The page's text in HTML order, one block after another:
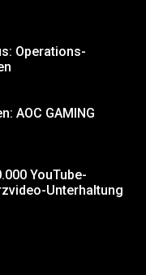
Operations-
AOC GAMING
YouTube-
Unterhaltung